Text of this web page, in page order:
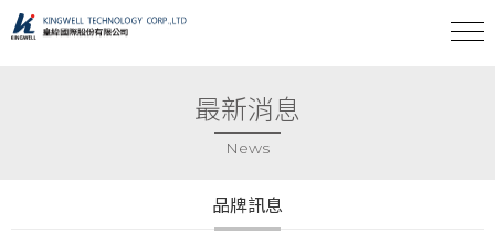
最新消息
News
品牌訊息